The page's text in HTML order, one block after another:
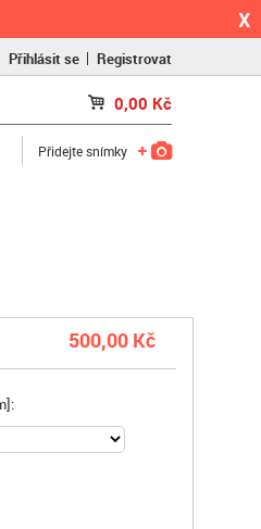
X
Přihlásit se Registrovat
0,00 Kč
Přidejte snímky
500,00 Kč